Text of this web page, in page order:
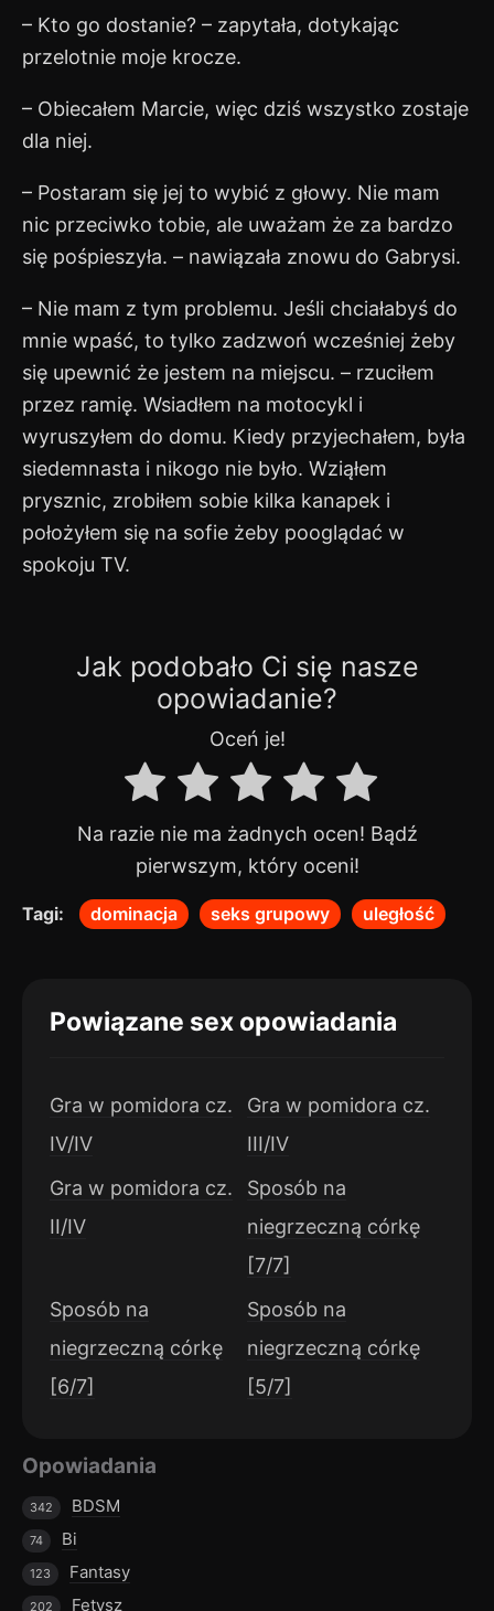
– Kto go dostanie? – zapytała, dotykając
przelotnie moje krocze.
– Obiecałem Marcie, więc dziś wszystko zostaje
dla niej.
– Postaram się jej to wybić z głowy. Nie mam
nic przeciwko tobie, ale uważam że za bardzo
się pośpieszyła. – nawiązała znowu do Gabrysi.
– Nie mam z tym problemu. Jeśli chciałabyś do
mnie wpaść, to tylko zadzwoń wcześniej żeby
się upewnić że jestem na miejscu. – rzuciłem
przez ramię. Wsiadłem na motocykl i
wyruszyłem do domu. Kiedy przyjechałem, była
siedemnasta i nikogo nie było. Wziąłem
prysznic, zrobiłem sobie kilka kanapek i
położyłem się na sofie żeby pooglądać w
spokoju TV.
Jak podobało Ci się nasze
opowiadanie?
Oceń je!
Na razie nie ma żadnych ocen! Bądź
pierwszym, który oceni!
Tagi: dominacja seks grupowy uległość
Powiązane sex opowiadania
Gra w pomidora cz.
IV/IV
Gra w pomidora cz.
III/IV
Gra w pomidora cz.
II/IV
Sposób na
niegrzeczną córkę
[7/7]
Sposób na
niegrzeczną córkę
[6/7]
Sposób na
niegrzeczną córkę
[5/7]
Opowiadania
BDSM
342
Bi
74
Fantasy
123
Fetysz
202